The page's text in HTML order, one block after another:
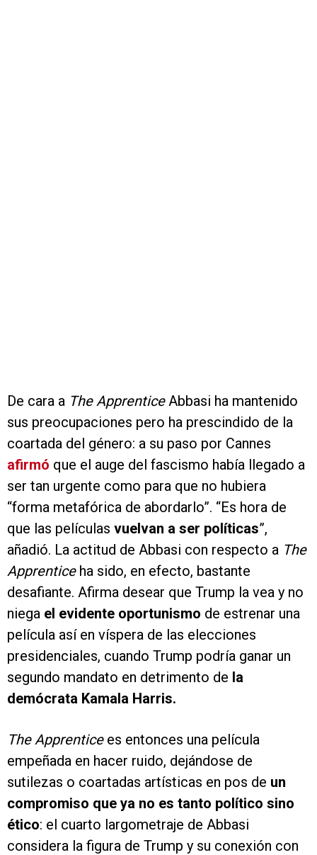
De cara a The ApprenticeAbbasi ha mantenido
sus preocupaciones pero ha prescindido de la
coartada del género: a su paso por Cannes
afirmó que el auge del fascismo había llegado a
ser tan urgente como para que no hubiera
“forma metafórica de abordarlo”. “Es hora de
que las películas vuelvan a ser políticas”,
añadió. La actitud de Abbasi con respecto a The
Apprentice ha sido, en efecto, bastante
desafiante. Afirma desear que Trump la vea y no
niega el evidente oportunismo de estrenar una
película así en víspera de las elecciones
presidenciales, cuando Trump podría ganar un
segundo mandato en detrimento de la
demócrata Kamala Harris.
The Apprenticees entonces una película
empeñada en hacer ruido, dejándose de
sutilezas o coartadas artísticas en pos de un
compromiso que ya no es tanto político sino
ético: el cuarto largometraje de Abbasi
considera la figura de Trump y su conexión con